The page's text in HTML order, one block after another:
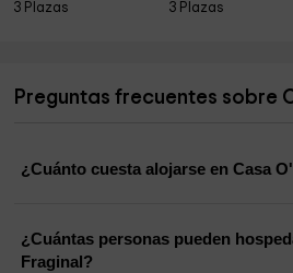
3 Plazas
3 Plazas
Preguntas frecuentes sobre
¿Cuánto cuesta alojarse en Casa
¿Cuántas personas pueden
Fraginal?